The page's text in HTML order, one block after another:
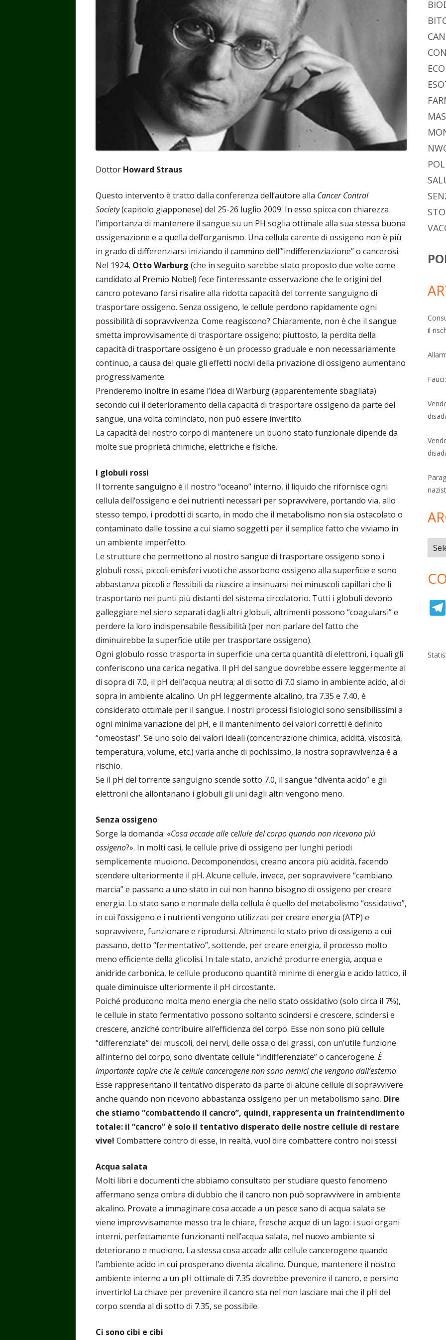
di
Dottor Howard Straus
Questo intervento è tratto dalla conferenza dell’autore alla Cancer Control
Society(capitolo giapponese) del 25-26 luglio 2009. In esso spicca con chiarezza
l’importanza di mantenere il sangue su un PH soglia ottimale alla sua stessa buona
ossigenazione e a quella dell’organismo. Una cellula carente di ossigeno non è più
in grado di differenziarsi iniziando il cammino dell’”indifferenziazione” o cancerosi.
Nel 1924, Otto Warburg (che in seguito sarebbe stato proposto due volte come
candidato al Premio Nobel) fece l’interessante osservazione che le origini del
cancro potevano farsi risalire alla ridotta capacità del torrente sanguigno di
trasportare ossigeno. Senza ossigeno, le cellule perdono rapidamente ogni
possibilità di sopravvivenza. Come reagiscono? Chiaramente, non è che il sangue
smetta improvvisamente di trasportare ossigeno; piuttosto, la perdita della
capacità di trasportare ossigeno è un processo graduale e non necessariamente
continuo, a causa del quale gli effetti nocivi della privazione di ossigeno aumentano
progressivamente.
Prenderemo inoltre in esame l’idea di Warburg (apparentemente sbagliata)
secondo cui il deterioramento della capacità di trasportare ossigeno da parte del
sangue, una volta cominciato, non può essere invertito.
La capacità del nostro corpo di mantenere un buono stato funzionale dipende da
molte sue proprietà chimiche, elettriche e fisiche.
I globuli rossi
Il torrente sanguigno è il nostro “oceano” interno, il liquido che rifornisce ogni
cellula dell’ossigeno e dei nutrienti necessari per sopravvivere, portando via, allo
stesso tempo, i prodotti di scarto, in modo che il metabolismo non sia ostacolato o
contaminato dalle tossine a cui siamo soggetti per il semplice fatto che viviamo in
un ambiente imperfetto.
Le strutture che permettono al nostro sangue di trasportare ossigeno sono i
globuli rossi, piccoli emisferi vuoti che assorbono ossigeno alla superficie e sono
abbastanza piccoli e flessibili da riuscire a insinuarsi nei minuscoli capillari che li
trasportano nei punti più distanti del sistema circolatorio. Tutti i globuli devono
galleggiare nel siero separati dagli altri globuli, altrimenti possono “coagularsi” e
perdere la loro indispensabile flessibilità (per non parlare del fatto che
diminuirebbe la superficie utile per trasportare ossigeno).
Ogni globulo rosso trasporta in superficie una certa quantità di elettroni, i quali gli
conferiscono una carica negativa. Il pH del sangue dovrebbe essere leggermente al
di sopra di 7.0, il pH dell’acqua neutra; al di sotto di 7.0 siamo in ambiente acido, al di
sopra in ambiente alcalino. Un pH leggermente alcalino, tra 7.35 e 7.40, è
considerato ottimale per il sangue. I nostri processi fisiologici sono sensibilissimi a
ogni minima variazione del pH, e il mantenimento dei valori corretti è definito
“omeostasi”. Se uno solo dei valori ideali (concentrazione chimica, acidità, viscosità,
temperatura, volume, etc.) varia anche di pochissimo, la nostra sopravvivenza è a
rischio.
Se il pH del torrente sanguigno scende sotto 7.0, il sangue “diventa acido” e gli
elettroni che allontanano i globuli gli uni dagli altri vengono meno.
Senza ossigeno
Sorge la domanda: «Cosa accade alle cellule del corpo quando non ricevono più
ossigeno?». In molti casi, le cellule prive di ossigeno per lunghi periodi
semplicemente muoiono. Decomponendosi, creano ancora più acidità, facendo
scendere ulteriormente il pH. Alcune cellule, invece, per sopravvivere “cambiano
marcia” e passano a uno stato in cui non hanno bisogno di ossigeno per creare
energia. Lo stato sano e normale della cellula è quello del metabolismo “ossidativo”,
in cui l’ossigeno e i nutrienti vengono utilizzati per creare energia (ATP) e
sopravvivere, funzionare e riprodursi. Altrimenti lo stato privo di ossigeno a cui
passano, detto “fermentativo”, sottende, per creare energia, il processo molto
meno efficiente della glicolisi. In tale stato, anziché produrre energia, acqua e
anidride carbonica, le cellule producono quantità minime di energia e acido lattico, il
quale diminuisce ulteriormente il pH circostante.
Poiché producono molta meno energia che nello stato ossidativo (solo circa il 7%),
le cellule in stato fermentativo possono soltanto scindersi e crescere, scindersi e
crescere, anziché contribuire all’efficienza del corpo. Esse non sono più cellule
“differenziate” dei muscoli, dei nervi, delle ossa o dei grassi, con un’utile funzione
all’interno del corpo; sono diventate cellule “indifferenziate” o cancerogene. È
importante capire che le cellule cancerogene non sono nemici che vengono dall’esterno.
Esse rappresentano il tentativo disperato da parte di alcune cellule di sopravvivere
anche quando non ricevono abbastanza ossigeno per un metabolismo sano. Dire
che stiamo “combattendo il cancro”, quindi, rappresenta un fraintendimento
totale: il “cancro” è solo il tentativo disperato delle nostre cellule di restare
vive! Combattere contro di esse, in realtà, vuol dire combattere contro noi stessi.
Acqua salata
Molti libri e documenti che abbiamo consultato per studiare questo fenomeno
affermano senza ombra di dubbio che il cancro non può sopravvivere in ambiente
alcalino. Provate a immaginare cosa accade a un pesce sano di acqua salata se
viene improvvisamente messo tra le chiare, fresche acque di un lago: i suoi organi
interni, perfettamente funzionanti nell’acqua salata, nel nuovo ambiente si
deteriorano e muoiono. La stessa cosa accade alle cellule cancerogene quando
l’ambiente acido in cui prosperano diventa alcalino. Dunque, mantenere il nostro
ambiente interno a un pH ottimale di 7.35 dovrebbe prevenire il cancro, e persino
invertirlo! La chiave per prevenire il cancro sta nel non lasciare mai che il pH del
corpo scenda al di sotto di 7.35, se possibile.
Ci sono cibi e cibi
il